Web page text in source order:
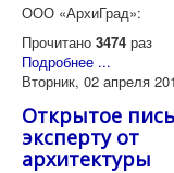
ООО «АрхиГрад»:
Прочитано 3474 раз
Подробнее ...
Вторник, 02 апреля
Открытое
эксперту от
архитектуры